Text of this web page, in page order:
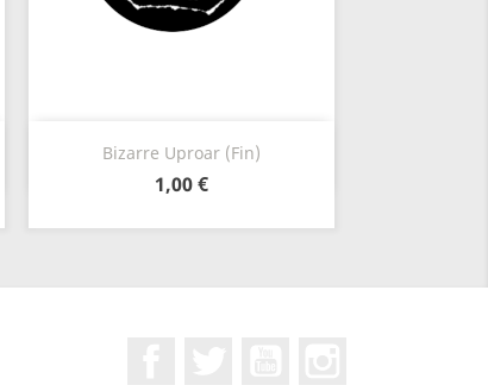
Bizarre Uproar (Fin)
1,00 €
 Vorschau